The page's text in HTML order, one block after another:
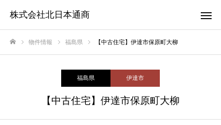
株式会社北日本通商
物件情報 福島県 【中古住宅】伊達市保原町大柳
福島県 伊達市
【中古住宅】伊達市保原町大柳